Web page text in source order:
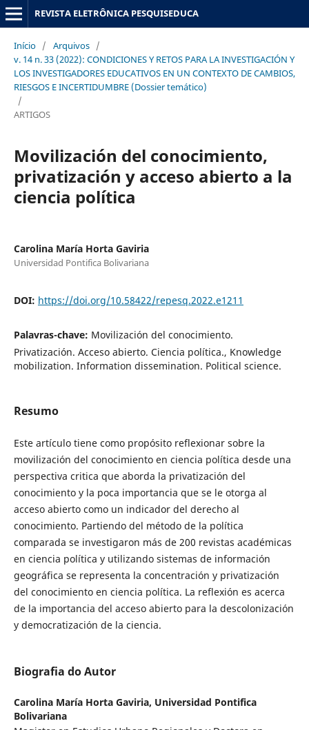
REVISTA ELETRÔNICA PESQUISEDUCA
Início / Arquivos /
v. 14 n. 33 (2022): CONDICIONES Y RETOS PARA LA INVESTIGACIÓN Y
LOS INVESTIGADORES EDUCATIVOS EN UN CONTEXTO DE CAMBIOS,
RIESGOS E INCERTIDUMBRE (Dossier temático)
/
ARTIGOS
Movilización del conocimiento,
privatización y acceso abierto a la
ciencia política
Carolina María Horta Gaviria
Universidad Pontifica Bolivariana
DOI: https://doi.org/10.58422/repesq.2022.e1211
Palavras-chave: Movilización del conocimiento.
Privatización. Acceso abierto. Ciencia política., Knowledge
mobilization. Information dissemination. Political science.
Resumo
Este artículo tiene como propósito reflexionar sobre la
movilización del conocimiento en ciencia política desde una
perspectiva critica que aborda la privatización del
conocimiento y la poca importancia que se le otorga al
acceso abierto como un indicador del derecho al
conocimiento. Partiendo del método de la política
comparada se investigaron más de 200 revistas académicas
en ciencia política y utilizando sistemas de información
geográfica se representa la concentración y privatización
del conocimiento en ciencia política. La reflexión es acerca
de la importancia del acceso abierto para la descolonización
y democratización de la ciencia.
Biografia do Autor
Carolina María Horta Gaviria, Universidad Pontifica
Bolivariana